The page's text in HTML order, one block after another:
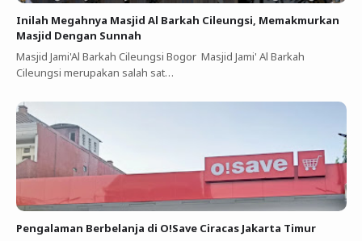
Inilah Megahnya Masjid Al Barkah Cileungsi, Memakmurkan
Masjid Dengan Sunnah
Masjid Jami'Al Barkah Cileungsi Bogor Masjid Jami' Al Barkah
Cileungsi merupakan salah sat…
Pengalaman Berbelanja di O!Save Ciracas Jakarta Timur